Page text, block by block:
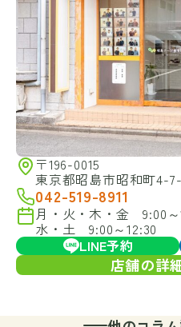
〒196-0015
東京都昭島市昭和町4-
042-519-8911
月・火・木・金 9:00
水・土 9:00～12:30
LINE予約
店舗の詳